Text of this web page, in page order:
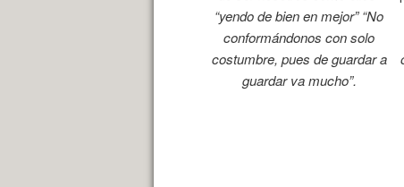
“yendo de bien en mejor” “No
conformándonos con solo
costumbre, pues de guardar a
guardar va mucho”.